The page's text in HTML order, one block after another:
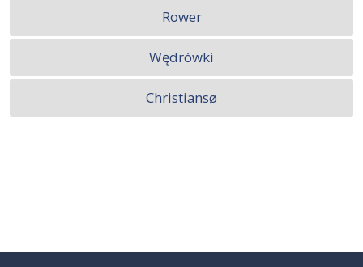
Rower
Wędrówki
Christiansø